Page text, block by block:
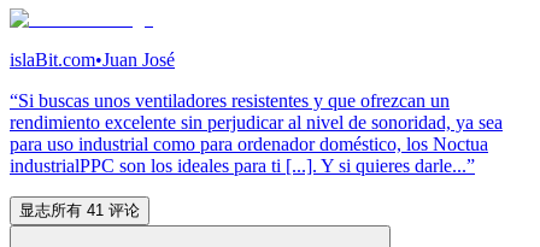
islaBit.com•Juan José
“Si buscas unos ventiladores resistentes y que ofrezcan un
rendimiento excelente sin perjudicar al nivel de sonoridad, ya sea
para uso industrial como para ordenador doméstico, los Noctua
industrialPPC son los ideales para ti [...]. Y si quieres darle...”
显志所有 41 评论